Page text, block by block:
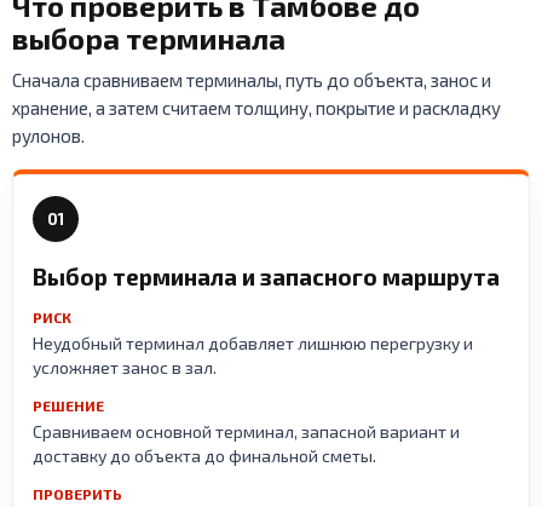
выбора терминала
Сначала сравниваем терминалы, путь до объекта, занос и
хранение, а затем считаем толщину, покрытие и раскладку
рулонов.
01
Выбор терминала и запасного маршрута
РИСК
Неудобный терминал добавляет лишнюю перегрузку и
усложняет занос в зал.
РЕШЕНИЕ
Сравниваем основной терминал, запасной вариант и
доставку до объекта до финальной сметы.
ПРОВЕРИТЬ